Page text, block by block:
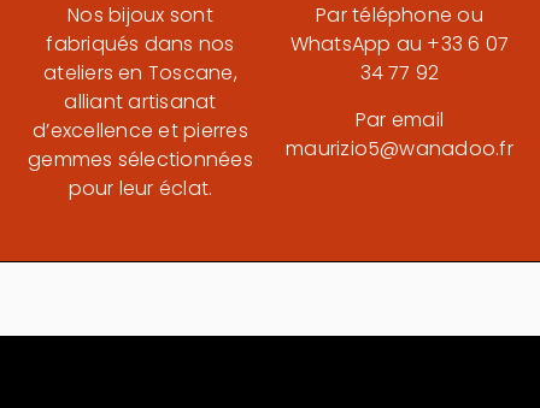
Nos bijoux sont
fabriqués dans nos
ateliers en Toscane,
alliant artisanat
d’excellence et pierres
gemmes sélectionnées
pour leur éclat.
Par téléphone ou
WhatsApp au +33 6 07
34 77 92
Par email
maurizio5@wanadoo.fr